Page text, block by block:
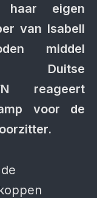
haar eigen
van Isabell
middel
Duitse
reageert
voor de